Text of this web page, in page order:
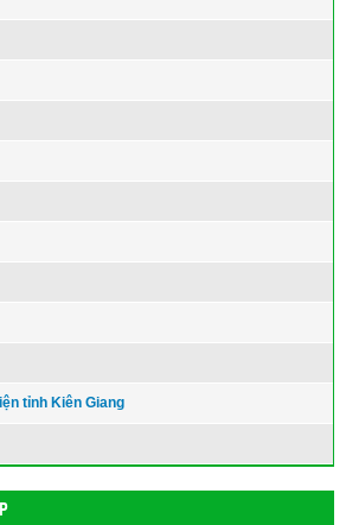
tỉnh Kiên Giang